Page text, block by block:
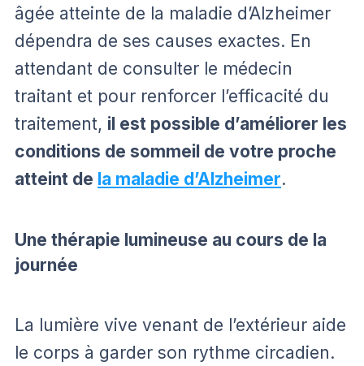
âgée atteinte de la maladie d’Alzheimer
dépendra de ses causes exactes. En
attendant de consulter le médecin
traitant et pour renforcer l’efficacité du
traitement, il est possible d’améliorer les
conditions de sommeil de votre proche
atteint de la maladie d’Alzheimer.
Une thérapie lumineuse au cours de la
journée
La lumière vive venant de l’extérieur aide
le corps à garder son rythme circadien.